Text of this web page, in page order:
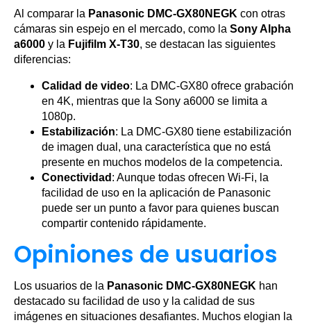
Al comparar la Panasonic DMC-GX80NEGK con otras
cámaras sin espejo en el mercado, como la Sony Alpha
a6000 y la Fujifilm X-T30, se destacan las siguientes
diferencias:
Calidad de video: La DMC-GX80 ofrece grabación
en 4K, mientras que la Sony a6000 se limita a
1080p.
Estabilización: La DMC-GX80 tiene estabilización
de imagen dual, una característica que no está
presente en muchos modelos de la competencia.
Conectividad : Aunque todas ofrecen Wi-Fi, la
facilidad de uso en la aplicación de Panasonic
puede ser un punto a favor para quienes buscan
compartir contenido rápidamente.
Opiniones de usuarios
Los usuarios de la Panasonic DMC-GX80NEGK han
destacado su facilidad de uso y la calidad de sus
imágenes en situaciones desafiantes. Muchos elogian la